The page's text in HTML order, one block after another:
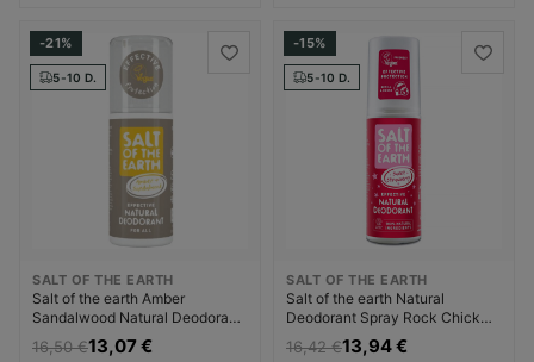
-21%
5-10 D.
SALT OF THE EARTH
Salt of the earth Amber
Sandalwood Natural Deodorant
- Natural deodorant spray with
ambergris and sandalwood
16,50 €13,07 €
-15%
5-10 D.
SALT OF THE EARTH
Salt of the earth Natural
Deodorant Spray Rock Chick
Sweet Strawberry ( Natura l
Deodorant) Dezodorantas
16,42 €13,94 €